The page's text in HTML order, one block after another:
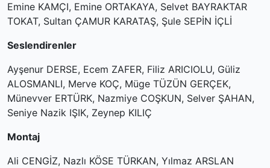
Emine KAMÇI, Emine ORTAKAYA, Selvet BAYRAKTAR
TOKAT, Sultan ÇAMUR KARATAŞ, Şule SEPİN İÇLİ
Seslendirenler
Ayşenur DERSE, Ecem ZAFER, Filiz ARICIOLU, Güliz
ALOSMANLI, Merve KOÇ, Müge TÜZÜN GERÇEK,
Münevver ERTÜRK, Nazmiye COŞKUN, Selver ŞAHAN,
Seniye Nazik IŞIK, Zeynep KILIÇ
Montaj
Ali CENGİZ, Nazlı KÖSE TÜRKAN, Yılmaz ARSLAN